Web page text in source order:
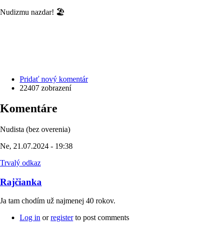
Nudizmu nazdar! 🏖️
Pridať nový komentár
22407 zobrazení
Komentáre
Nudista (bez overenia)
Ne, 21.07.2024 - 19:38
Trvalý odkaz
Rajčianka
Ja tam chodím už najmenej 40 rokov.
Log in orregisterto post comments